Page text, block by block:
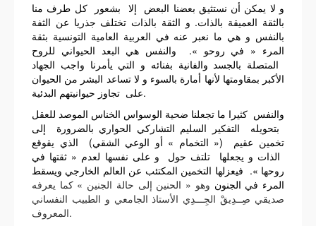
و لا يمكن أن نستثيق بعضنا البعض إلا بشعور كل طرف منا
بالثقة العميقة بالذات. و الثقة بالذات تختلف جذريا عن الثفة
بالنفس و هي ما نعبر عنه في العربية العامية التونسية بثقة
المرء « في روحو ». والنفس هي البعد الحيواني للروح
المتصلة بالجسد والفانية بفنائه و التي يأمرنا واجب الجهاد
الأكبر بمقاومتها لأنها أمارة بالسوء و لا تساعد البشر من الحيوان
على تجاوز حيوانيتهم البدئية.
والنفس كثيرا ما تجعلنا ضحية الوسواس الخناس الموصد للعقل
بتحويله التفكير السليم التشاركي الحواري بالضرورة إلى
تخمين عقيم (« التخمام » أو الوعي الشقي) الذي يقوقع
الذات و يجعلها تلتف حول و على نفسها لعدم « ثقتها في
روحها ». فيعزلها التخمين المكتئب عن العالم الخارجي ويسقط
المرء في الجنون وهو « الحنين إلى حالة الجنين » كما يعرفه
صديقي صِــدِيقْ الجِـــدِي الأستاذ الجامعي و الطبيب النفساني
المعروف.